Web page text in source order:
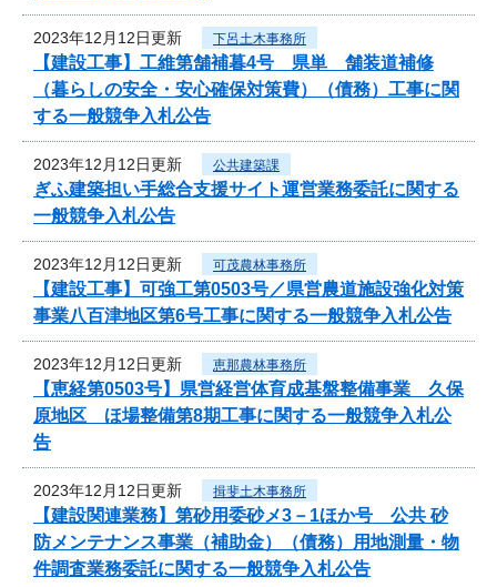
2023年12月12日更新 下呂土木事務所
【建設工事】工維第舗補暮4号 県単 舗装道補修
（暮らしの安全・安心確保対策費）（債務）工事に関
する一般競争入札公告
2023年12月12日更新 公共建築課
ぎふ建築担い手総合支援サイト運営業務委託に関する
一般競争入札公告
2023年12月12日更新 可茂農林事務所
【建設工事】可強工第0503号／県営農道施設強化対策
事業八百津地区第6号工事に関する一般競争入札公告
2023年12月12日更新 恵那農林事務所
【恵経第0503号】県営経営体育成基盤整備事業 久保
原地区 ほ場整備第8期工事に関する一般競争入札公
告
2023年12月12日更新 揖斐土木事務所
【建設関連業務】第砂用委砂メ3－1ほか号 公共 砂
防メンテナンス事業（補助金）（債務）用地測量・物
件調査業務委託に関する一般競争入札公告